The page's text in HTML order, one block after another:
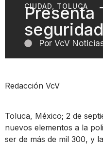
CIUDAD TOLUCA
Presenta
seguridad
Por VcV
Redacción VcV
Toluca, México; 2 de
nuevos elementos a la
ser de más de mil 300, y